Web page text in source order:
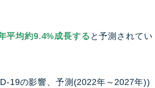
平均約9.4%成長する と予測されてい
19の影響、予測(2022年～2027年))